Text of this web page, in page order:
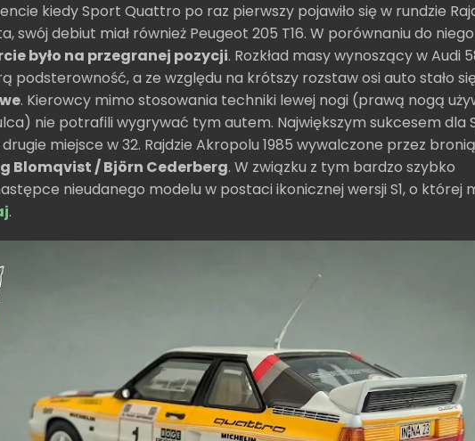
kiedy Sport Quattro po raz pierwszy pojawiło się w rundzie
swój debiut miał również Peugeot 205 T16. W porównaniu do niego
było na przegranej pozycji. Rozkład masy wynoszący w Audi
podsterowność, a ze względu na krótszy rozstaw osi auto stało
. Kierowcy mimo stosowania techniki lewej nogi (prawą nogą
nie potrafili wygrywać tym autem. Największym sukcesem dla
drugie miejsce w 32. Rajdzie Akropolu 1985 wywalczone przez
Blomqvist / Björn Cederberg. W związku z tym bardzo szybko
nieudanego modelu w postaci ikonicznej wersji S1, o której
.